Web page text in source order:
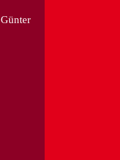
Günter